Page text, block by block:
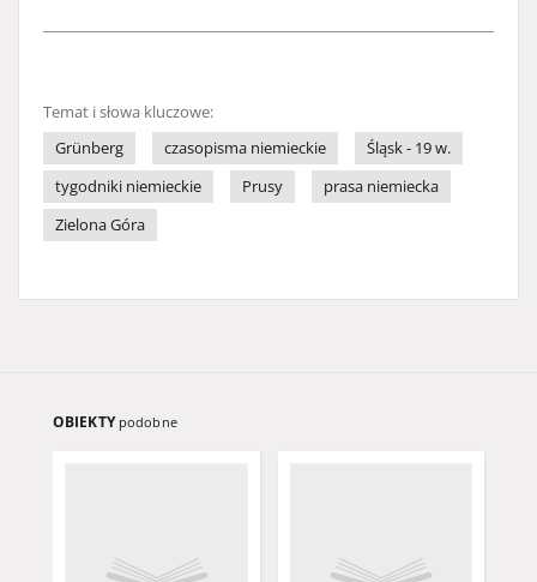
Temat i słowa kluczowe:
Grünberg
czasopisma niemieckie
Śląsk - 19 w.
tygodniki niemieckie
Prusy
prasa niemiecka
Zielona Góra
OBIEKTY podobne